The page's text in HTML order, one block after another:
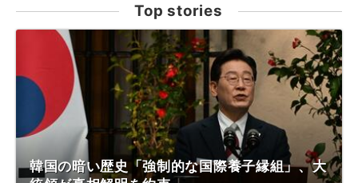
Top stories
韓国の暗い歴史「強制的な国際養子縁組」、大